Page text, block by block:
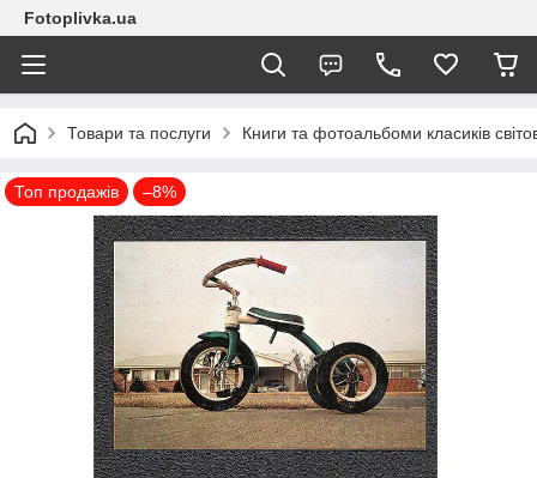
Fotoplivka.ua
Товари та послуги Книги та фотоальбоми класиків
Топ продажів –8%